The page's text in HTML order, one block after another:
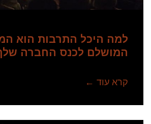
למה היכל התרבות הוא
המושלם לכנס החברה
קרא עוד ←